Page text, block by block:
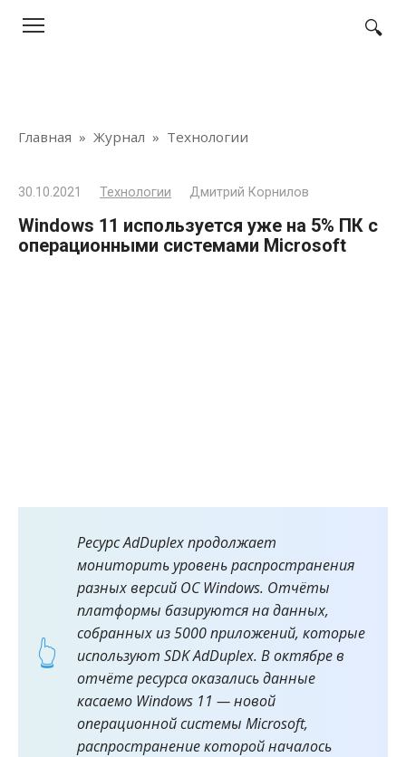
Главная » Журнал » Технологии
30.10.2021 Технологии Дмитрий Корнилов
Windows 11 используется уже на 5% ПК с
операционными системами Microsoft
Ресурс AdDuplex продолжает
мониторить уровень распространения
разных версий ОС Windows. Отчёты
платформы базируются на данных,
собранных из 5000 приложений, которые
используют SDK AdDuplex. В октябре в
отчёте ресурса оказались данные
касаемо Windows 11 — новой
операционной системы Microsoft,
распространение которой началось